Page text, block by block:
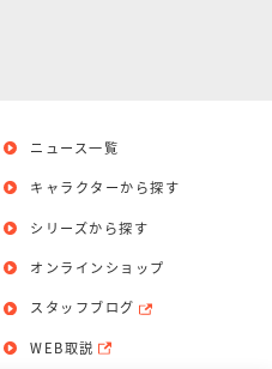
ニュース一覧
キャラクターから探す
シリーズから探す
オンラインショップ
スタッフブログ
WEB取説